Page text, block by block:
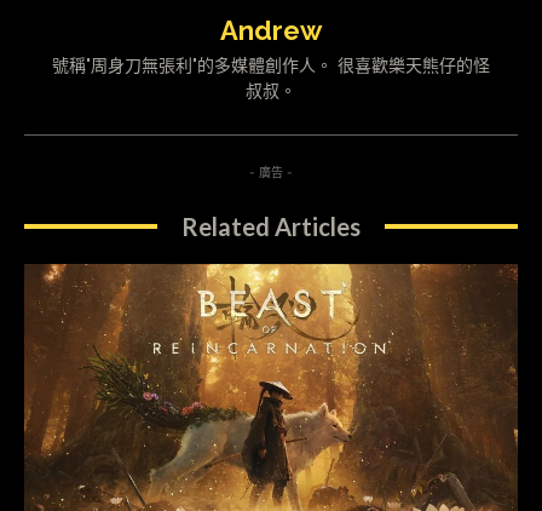
Andrew
號稱"周身刀無張利"的多媒體創作人。 很喜歡樂天熊仔的怪
叔叔。
- 廣告 -
Related Articles